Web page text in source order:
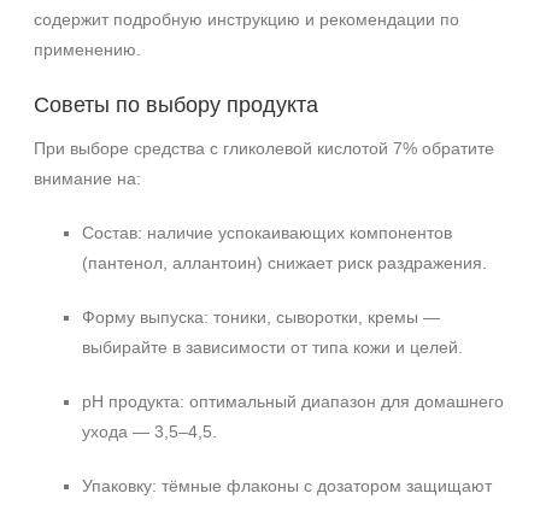
содержит подробную инструкцию и рекомендации по
применению.
Советы по выбору продукта
При выборе средства с гликолевой кислотой 7% обратите
внимание на:
Состав: наличие успокаивающих компонентов
(пантенол, аллантоин) снижает риск раздражения.
Форму выпуска: тоники, сыворотки, кремы —
выбирайте в зависимости от типа кожи и целей.
pH продукта: оптимальный диапазон для домашнего
ухода — 3,5–4,5.
Упаковку: тёмные флаконы с дозатором защищают